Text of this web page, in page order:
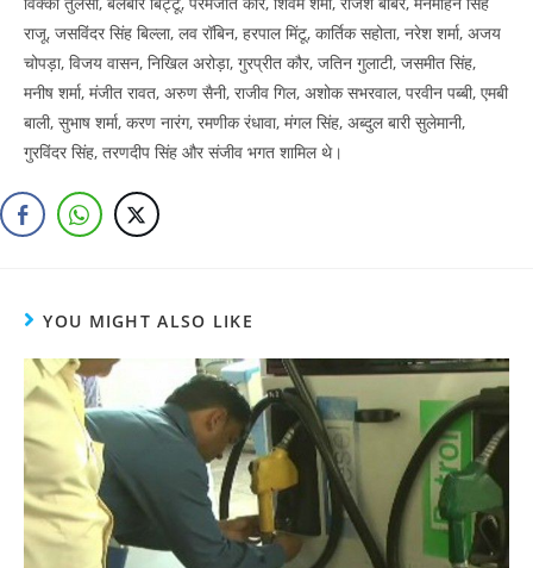
राजू, जसविंदर सिंह बिल्ला, लव रॉबिन, हरपाल मिंटू, कार्तिक सहोता, नरेश शर्मा, अजय
चोपड़ा, विजय वासन, निखिल अरोड़ा, गुरप्रीत कौर, जतिन गुलाटी, जसमीत सिंह,
मनीष शर्मा, मंजीत रावत, अरुण सैनी, राजीव गिल, अशोक सभरवाल, परवीन पब्बी, एमबी
बाली, सुभाष शर्मा, करण नारंग, रमणीक रंधावा, मंगल सिंह, अब्दुल बारी सुलेमानी,
गुरविंदर सिंह, तरणदीप सिंह और संजीव भगत शामिल थे।
YOU MIGHT ALSO LIKE